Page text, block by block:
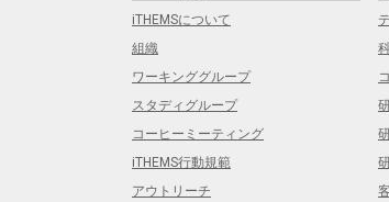
iTHEMSについて
組織
ワーキンググループ
スタディグループ
コーヒーミーティング
iTHEMS行動規範
アウトリーチ